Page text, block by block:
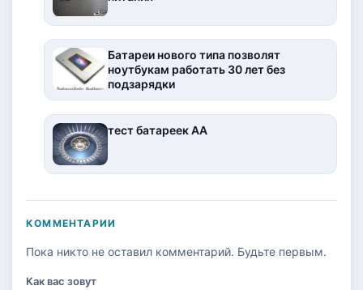
Батареи нового типа позволят
ноутбукам работать 30 лет без
подзарядки
тест батареек АА
КОММЕНТАРИИ
Пока никто не оставил комментарий. Будьте первым.
Как вас зовут